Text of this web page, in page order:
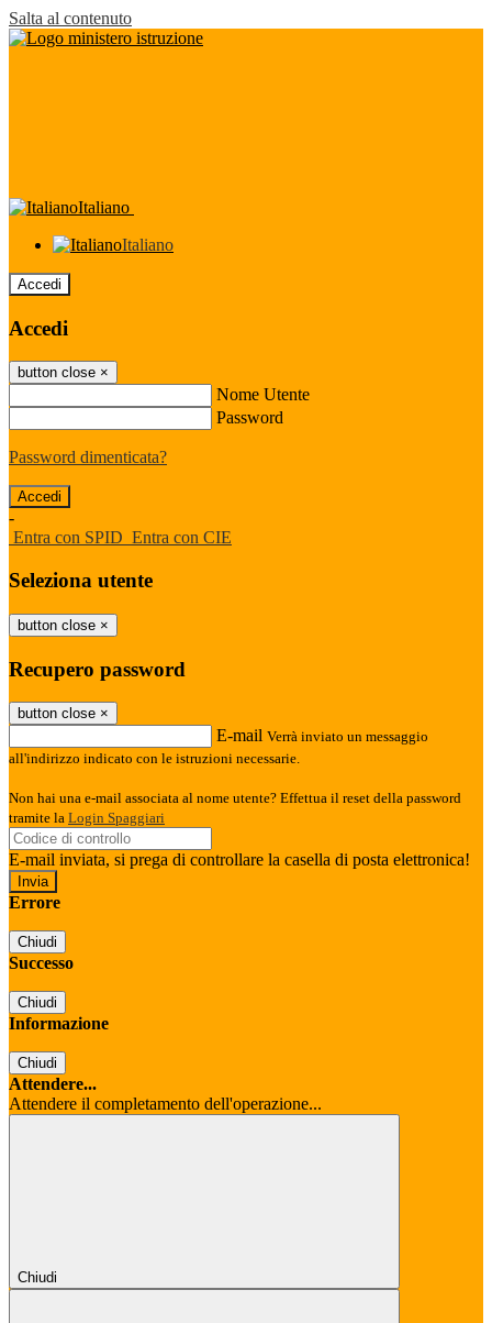
Salta al contenuto
Italiano
Italiano
Accedi
Accedi
button close ×
Nome Utente
Password
Password dimenticata?
-
Entra con SPID Entra con CIE
Seleziona utente
button close ×
Recupero password
button close ×
E-mail Verrà inviato un messaggio
all'indirizzo indicato con le istruzioni necessarie.
Non hai una e-mail associata al nome utente? Effettua il reset della password
tramite la Login Spaggiari
E-mail inviata, si prega di controllare la casella di posta elettronica!
Errore
Chiudi
Successo
Chiudi
Informazione
Chiudi
Attendere...
Attendere il completamento dell'operazione...
Chiudi